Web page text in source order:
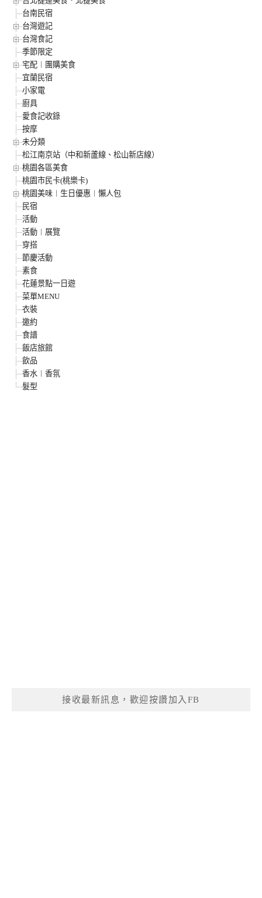
台南民宿
台灣遊記
台灣食記
季節限定
宅配︱團購美食
宜蘭民宿
小家電
廚具
愛食記收錄
按摩
未分類
松江南京站（中和新蘆線、松山新店線）
桃園各區美食
桃園市民卡(桃樂卡)
桃園美味︱生日優惠︱懶人包
民宿
活動
活動︱展覽
穿搭
節慶活動
素食
花蓮景點一日遊
菜單MENU
衣裝
邀約
食譜
飯店旅館
飲品
香水︱香氛
髮型
接收最新訊息，歡迎按讚加入FB